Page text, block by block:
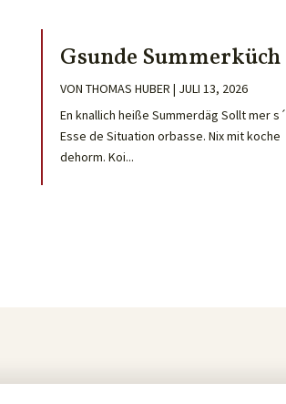
Gsunde Summerküch
VON THOMAS HUBER | JULI 13, 2026
En knallich heiße Summerdäg Sollt mer s´
Esse de Situation orbasse. Nix mit koche
dehorm. Koi...